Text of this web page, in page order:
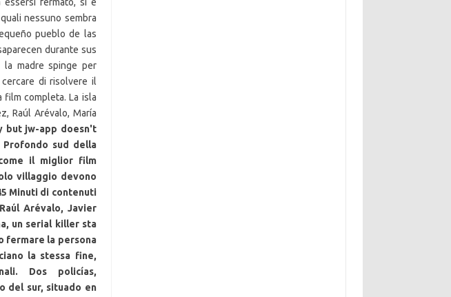
but jw-app doesn't
sud della
il miglior film
villaggio devono
Minuti di contenuti
Arévalo, Javier
un serial killer sta
fermare la persona
la stessa fine,
Dos policías,
del sur, situado en